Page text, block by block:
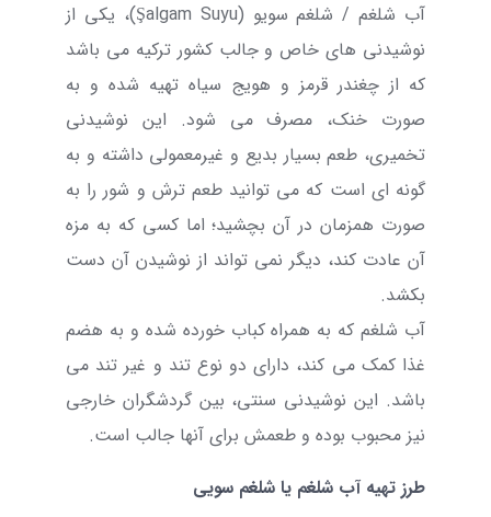
آب شلغم / شلغم سویو (Şalgam Suyu)، یکی از
نوشیدنی های خاص و جالب کشور ترکیه می باشد
که از چغندر قرمز و هویج سیاه تهیه شده و به
صورت خنک، مصرف می شود. این نوشیدنی
تخمیری، طعم بسیار بدیع و غیرمعمولی داشته و به
گونه ای است که می توانید طعم ترش و شور را به
صورت همزمان در آن بچشید؛ اما کسی که به مزه
آن عادت کند، دیگر نمی تواند از نوشیدن آن دست
بکشد.
آب شلغم که به همراه کباب خورده شده و به هضم
غذا کمک می کند، دارای دو نوع تند و غیر تند می
باشد. این نوشیدنی سنتی، بین گردشگران خارجی
نیز محبوب بوده و طعمش برای آنها جالب است.
طرز تهیه آب شلغم یا شلغم سویی